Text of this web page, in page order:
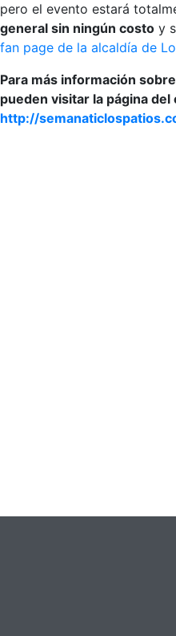
pero el evento estará
general sin ningún costo y
fan page de la alcaldía de
Para más información
pueden visitar la página del
http://